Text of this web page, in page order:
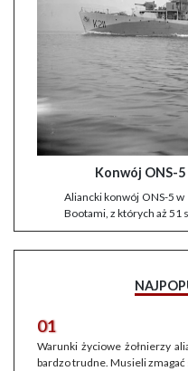
Konwój ONS-
Aliancki konwój ONS-5 w
Bootami, z których aż 51
01
Warunki życiowe żołnierzy
bardzo trudne. Musieli zmagać